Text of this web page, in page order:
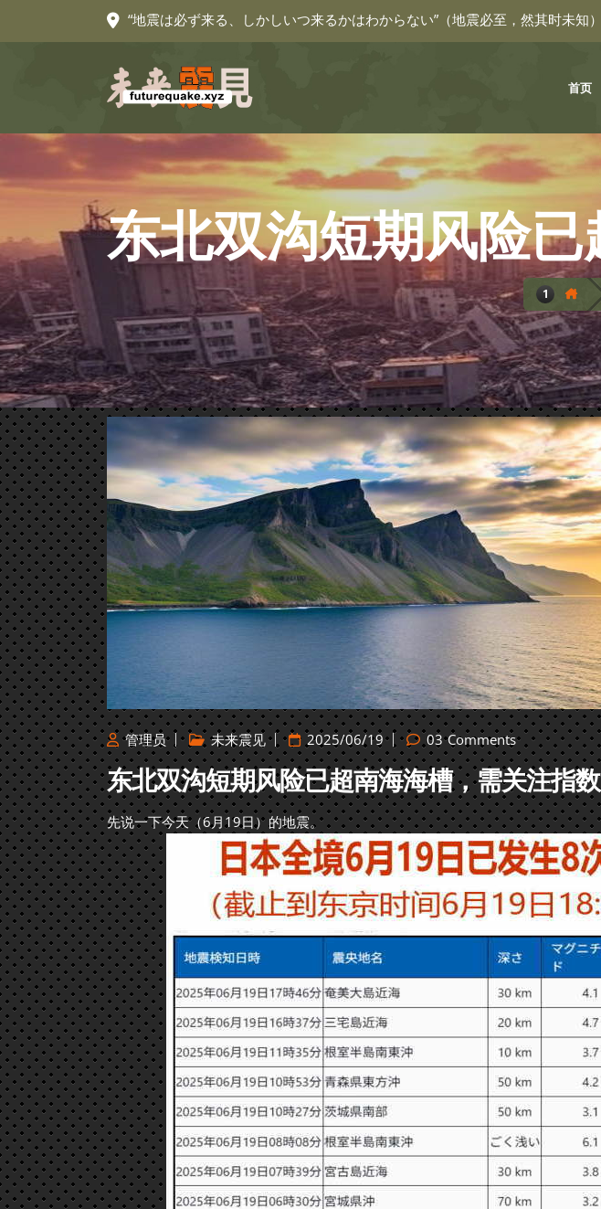
“地震は必ず来る、しかしいつ来るかはわからない”（地震必至，然其时未知）
首页
管理员 未来震见 2025/06/19 03 Comments
东北双沟短期风险已超南海海槽，需关注指数
先说一下今天（6月19日）的地震。